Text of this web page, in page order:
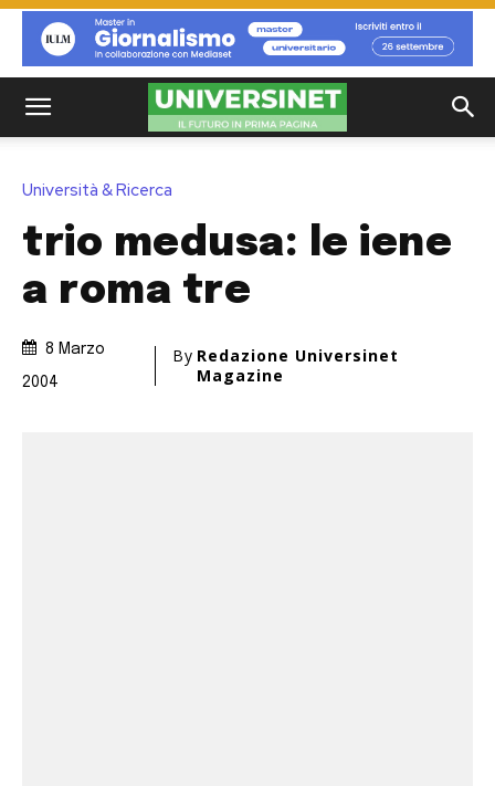
Università & Ricerca
trio medusa: le iene
a roma tre
8 Marzo
2004
By Redazione Universinet
Magazine